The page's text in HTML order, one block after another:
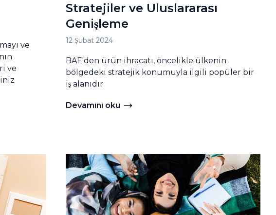
ve
ve
nasıl kaçınılacağı
Stratejiler ve Uluslararası
Genişleme
12 Şubat 2024
BAE'den ürün ihracatı, öncelikle ülkenin
bölgedeki stratejik konumuyla ilgili popüler bir
iş alanıdır
Devamını oku BAE'nden Ürün İhracatı: Stratejiler ve
Devamını oku